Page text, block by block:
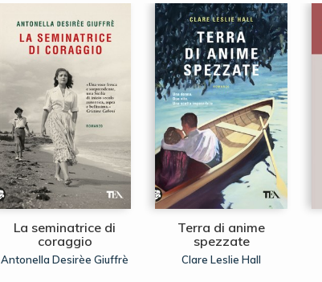
La seminatrice di
coraggio
Antonella Desirèe Giuffrè
Terra di anime
spezzate
Clare Leslie Hall